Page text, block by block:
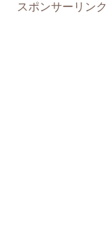
スポンサーリンク